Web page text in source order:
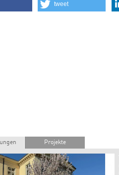
tweet
Projekte